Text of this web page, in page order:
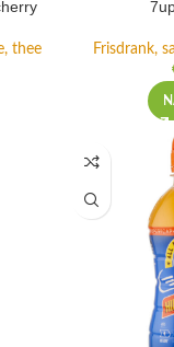
thee
Frisdrank,